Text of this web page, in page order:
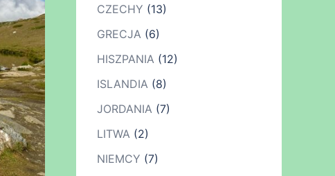
CZECHY (13)
GRECJA(6)
HISZPANIA(12)
ISLANDIA(8)
JORDANIA(7)
LITWA(2)
NIEMCY (7)